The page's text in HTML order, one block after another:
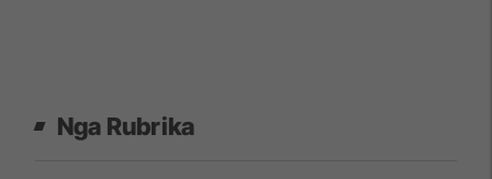
Nga Rubrika